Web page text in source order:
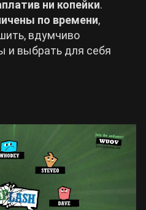
ни копейки.
по времени,
вдумчиво
и выбрать для себя